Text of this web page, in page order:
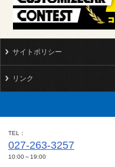
サイトポリシー
リンク
TEL
027-263-3257
10:00～19:00